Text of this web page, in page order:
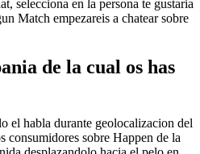
selecciona en la persona te gustaria
Match empezareis a chatear sobre
de la cual os has
el habla durante geolocalizacion del
consumidores sobre Happen de la